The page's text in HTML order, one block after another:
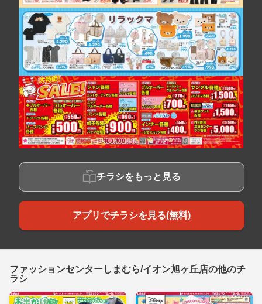
チラシをもっと見る
アプリでチラシを見る(無料)
ファッションセンターしまむら/イオン旭ヶ丘店の他のチ
ラシ